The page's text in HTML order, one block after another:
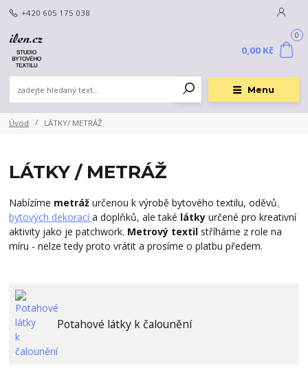
Menu
+420 605 175 038
0
0,00 Kč
Úvod LÁTKY/ METRÁŽ
LÁTKY / METRÁŽ
Nabízíme metráž určenou k výrobě bytového textilu, oděvů,
bytových dekoracía doplňků, ale také látky určené pro kreativní
aktivity jako je patchwork. Metrový textil stříháme z role na
míru - nelze tedy proto vrátit a prosíme o platbu předem.
Potahové látky k čalounění